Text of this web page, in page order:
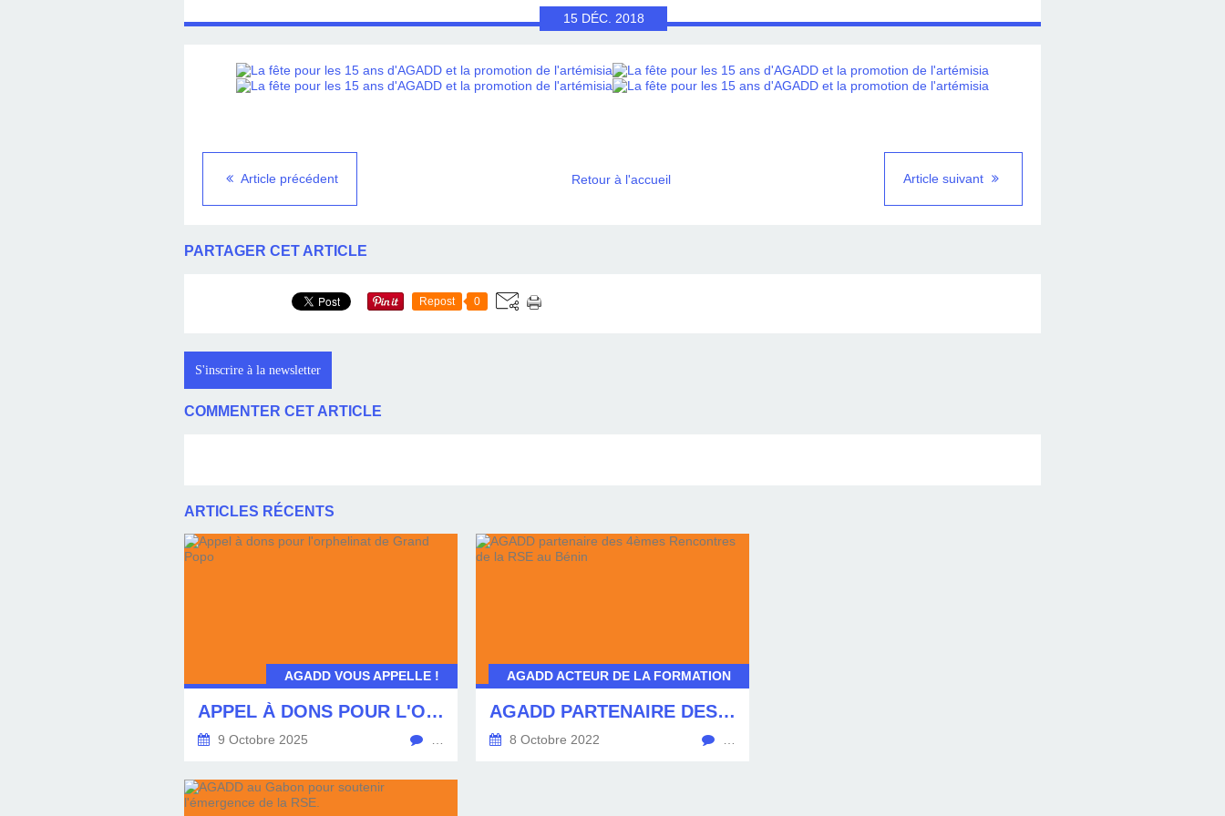
15 DÉC. 2018
Article précédent Article suivant
Retour à l'accueil
PARTAGER CET ARTICLE
Repost 0
S'inscrire à la newsletter
COMMENTER CET ARTICLE
ARTICLES RÉCENTS
AGADD VOUS APPELLE !
APPEL À DONS POUR L'ORPHELINAT DE GRAND POPO
9 Octobre 2025
AGADD ACTEUR DE LA FORMATION
AGADD PARTENAIRE DES 4ÈMES RENCONTRES DE LA RSE AU BÉNIN
8 Octobre 2022